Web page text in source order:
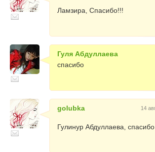
Ламзира, Спасибо!!!
Гуля Абдуллаева
спасибо
golubka
14
Гулинур Абдуллаева, спасибо